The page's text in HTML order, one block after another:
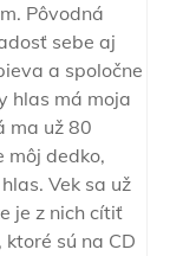
Pôvodná
sebe aj
a spoločne
hlas má moja
ma už 80
môj dedko,
Vek sa už
je z nich cítiť
sú na CD